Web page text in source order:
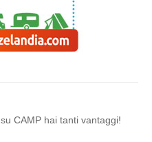
su CAMP hai tanti vantaggi!